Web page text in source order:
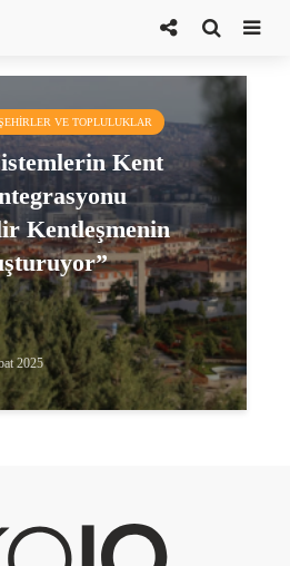
VE TOPLULUKLAR
Kent
Kentleşmenin
2025